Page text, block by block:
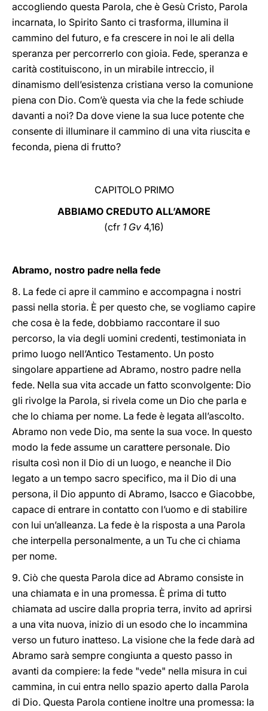
accogliendo questa Parola, che è Gesù Cristo, Parola
incarnata, lo Spirito Santo ci trasforma, illumina il
cammino del futuro, e fa crescere in noi le ali della
speranza per percorrerlo con gioia. Fede, speranza e
carità costituiscono, in un mirabile intreccio, il
dinamismo dell’esistenza cristiana verso la comunione
piena con Dio. Com’è questa via che la fede schiude
davanti a noi? Da dove viene la sua luce potente che
consente di illuminare il cammino di una vita riuscita e
feconda, piena di frutto?
CAPITOLO PRIMO
ABBIAMO CREDUTO ALL’AMORE
(cfr 1 Gv 4,16)
Abramo, nostro padre nella fede
8. La fede ci apre il cammino e accompagna i nostri
passi nella storia. È per questo che, se vogliamo capire
che cosa è la fede, dobbiamo raccontare il suo
percorso, la via degli uomini credenti, testimoniata in
primo luogo nell’Antico Testamento. Un posto
singolare appartiene ad Abramo, nostro padre nella
fede. Nella sua vita accade un fatto sconvolgente: Dio
gli rivolge la Parola, si rivela come un Dio che parla e
che lo chiama per nome. La fede è legata all’ascolto.
Abramo non vede Dio, ma sente la sua voce. In questo
modo la fede assume un carattere personale. Dio
risulta così non il Dio di un luogo, e neanche il Dio
legato a un tempo sacro specifico, ma il Dio di una
persona, il Dio appunto di Abramo, Isacco e Giacobbe,
capace di entrare in contatto con l’uomo e di stabilire
con lui un’alleanza. La fede è la risposta a una Parola
che interpella personalmente, a un Tu che ci chiama
per nome.
9. Ciò che questa Parola dice ad Abramo consiste in
una chiamata e in una promessa. È prima di tutto
chiamata ad uscire dalla propria terra, invito ad aprirsi
a una vita nuova, inizio di un esodo che lo incammina
verso un futuro inatteso. La visione che la fede darà ad
Abramo sarà sempre congiunta a questo passo in
avanti da compiere: la fede "vede" nella misura in cui
cammina, in cui entra nello spazio aperto dalla Parola
di Dio. Questa Parola contiene inoltre una promessa: la